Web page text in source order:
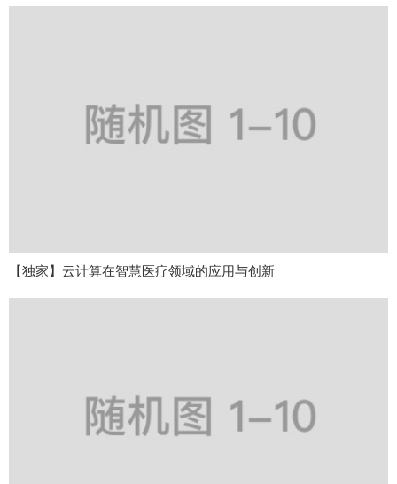
【独家】云计算在智慧医疗领域的应用与创新